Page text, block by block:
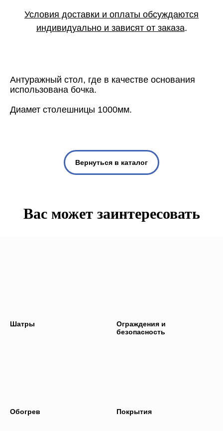
Условия доставки и оплаты обсуждаются
индивидуально и зависят от заказа.
Антуражный стол, где в качестве основания
использована бочка.
Диамет столешницы 1000мм.
Вернуться в каталог
Вас может заинтересовать
Шатры
Ограждения и
безопасность
Обогрев Покрытия